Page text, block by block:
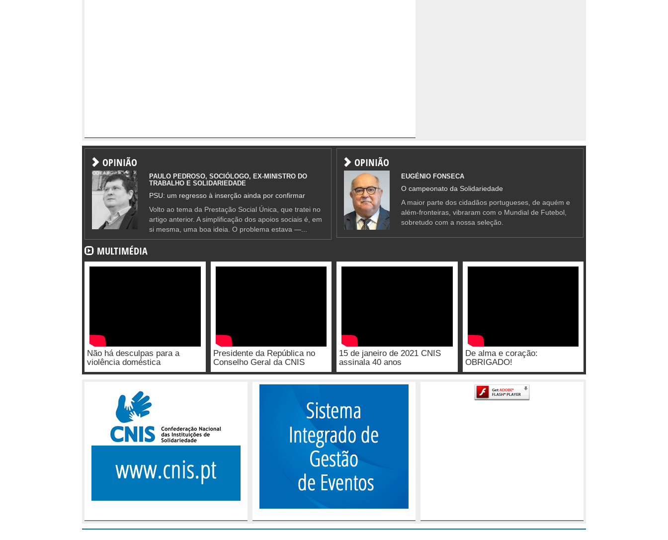
OPINIÃO
PAULO PEDROSO, SOCIÓLOGO, EX-MINISTRO DO
TRABALHO E SOLIDARIEDADE
PSU: um regresso à inserção ainda por confirmar
Volto ao tema da Prestação Social Única, que tratei no
artigo anterior. A simplificação dos apoios sociais é, em
si mesma, uma boa ideia. O problema estava —...
OPINIÃO
EUGÉNIO FONSECA
O campeonato da Solidariedade
A maior parte dos cidadãos portugueses, de aquém e
além-fronteiras, vibraram com o Mundial de Futebol,
sobretudo com a nossa seleção.
MULTIMÉDIA
Não há desculpas para a
violência doméstica
Presidente da República no
Conselho Geral da CNIS
15 de janeiro de 2021 CNIS
assinala 40 anos
De alma e coração:
OBRIGADO!